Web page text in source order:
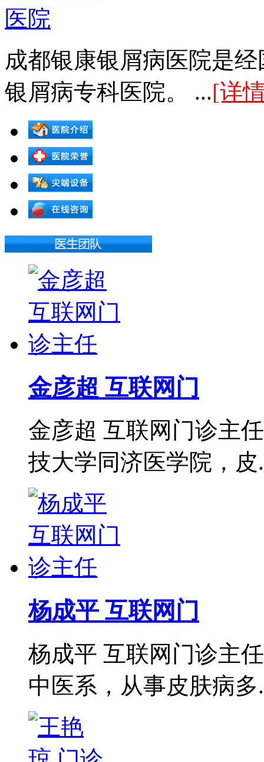
成都银康银屑病医院是
银屑病专科医院。 ...[详
金彦超 互联网门
金彦超 互联网门诊主
技大学同济医学院，皮
杨成平 互联网门
杨成平 互联网门诊主
中医系，从事皮肤病多